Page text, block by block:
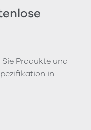
Produkte und
in